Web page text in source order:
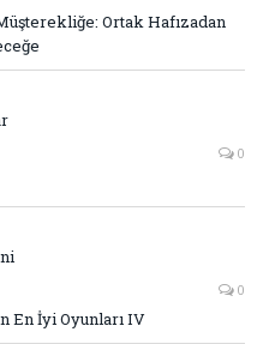
Ortak Hafızadan
0
0
En İyi Oyunları IV